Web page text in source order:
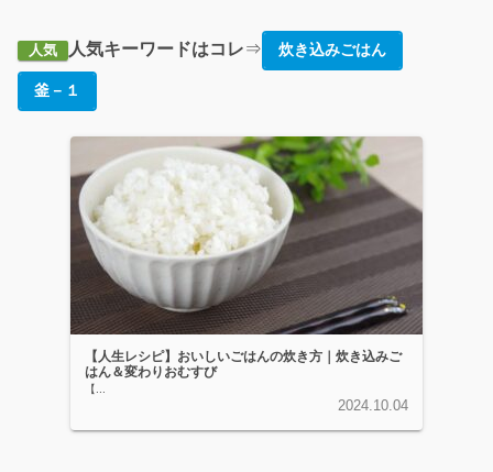
人気 人気キーワードはコレ⇒ 炊き込みごはん
釜－１
【人生レシピ】おいしいごはんの炊き方｜炊き込みご
はん＆変わりおむすび
【...
2024.10.04